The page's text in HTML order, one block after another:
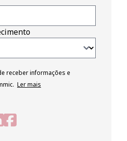
receber informações e
Ler mais